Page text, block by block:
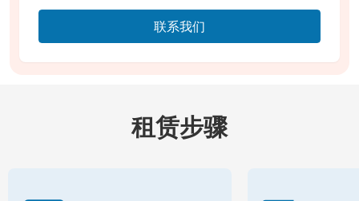
联系我们
租赁步骤